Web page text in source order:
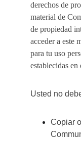
derechos de
material de
de propiedad
acceder a este
para tu uso
establecidas
Usted no
Copiar